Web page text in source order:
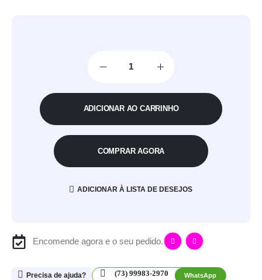
ADICIONAR AO CARRINHO
COMPRAR AGORA
ADICIONAR À LISTA DE DESEJOS
Encomende agora e o seu pedido.
Precisa de ajuda? (73) 99983-2970 WhatsApp